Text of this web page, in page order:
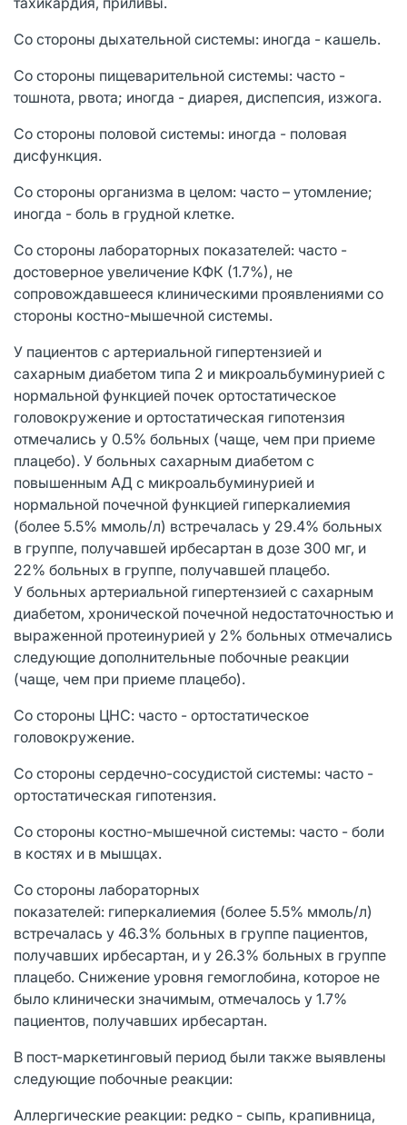
Со стороны дыхательной системы: иногда - кашель.
Со стороны пищеварительной системы: часто -
тошнота, рвота; иногда - диарея, диспепсия, изжога.
Со стороны половой системы: иногда - половая
дисфункция.
Со стороны организма в целом: часто – утомление;
иногда - боль в грудной клетке.
Со стороны лабораторных показателей: часто -
достоверное увеличение КФК (1.7%), не
сопровождавшееся клиническими проявлениями со
стороны костно-мышечной системы.
У пациентов с артериальной гипертензией и
сахарным диабетом типа 2 и микроальбуминурией с
нормальной функцией почек ортостатическое
головокружение и ортостатическая гипотензия
отмечались у 0.5% больных (чаще, чем при приеме
плацебо). У больных сахарным диабетом с
повышенным АД с микроальбуминурией и
нормальной почечной функцией гиперкалиемия
(более 5.5% ммоль/л) встречалась у 29.4% больных
в группе, получавшей ирбесартан в дозе 300 мг, и
22% больных в группе, получавшей плацебо.
У больных артериальной гипертензией с сахарным
диабетом, хронической почечной недостаточностью и
выраженной протеинурией у 2% больных отмечались
следующие дополнительные побочные реакции
(чаще, чем при приеме плацебо).
Со стороны ЦНС: часто - ортостатическое
головокружение.
Со стороны сердечно-сосудистой системы: часто -
ортостатическая гипотензия.
Со стороны костно-мышечной системы: часто - боли
в костях и в мышцах.
Со стороны лабораторных
показателей: гиперкалиемия (более 5.5% ммоль/л)
встречалась у 46.3% больных в группе пациентов,
получавших ирбесартан, и у 26.3% больных в группе
плацебо. Снижение уровня гемоглобина, которое не
было клинически значимым, отмечалось у 1.7%
пациентов, получавших ирбесартан.
В пост-маркетинговый период были также выявлены
следующие побочные реакции:
Аллергические реакции: редко - сыпь, крапивница,